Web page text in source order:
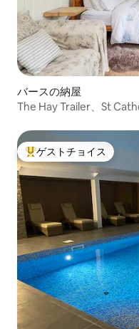
バースの納屋
The Hay Trailer、St
大好評のゲストチョイス
ゲストチョイス